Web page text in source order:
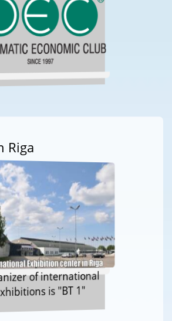
Riga
of international
is "BT 1"